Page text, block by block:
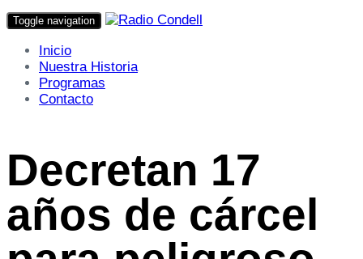
Toggle navigation
Inicio
Nuestra Historia
Programas
Contacto
Decretan 17
años de cárcel